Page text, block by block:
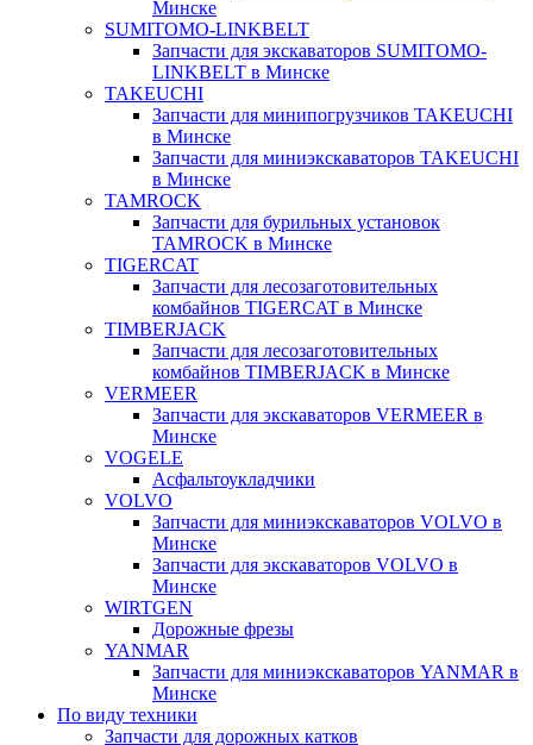
Минске
SUMITOMO-LINKBELT
Запчасти для экскаваторов SUMITOMO-
LINKBELT в Минске
TAKEUCHI
Запчасти для минипогрузчиков TAKEUCHI
в Минске
Запчасти для миниэкскаваторов TAKEUCHI
в Минске
TAMROCK
Запчасти для бурильных установок
TAMROCK в Минске
TIGERCAT
Запчасти для лесозаготовительных
комбайнов TIGERCAT в Минске
TIMBERJACK
Запчасти для лесозаготовительных
комбайнов TIMBERJACK в Минске
VERMEER
Запчасти для экскаваторов VERMEER в
Минске
VOGELE
Асфальтоукладчики
VOLVO
Запчасти для миниэкскаваторов VOLVO в
Минске
Запчасти для экскаваторов VOLVO в
Минске
WIRTGEN
Дорожные фрезы
YANMAR
Запчасти для миниэкскаваторов YANMAR в
Минске
По виду техники
Запчасти для дорожных катков